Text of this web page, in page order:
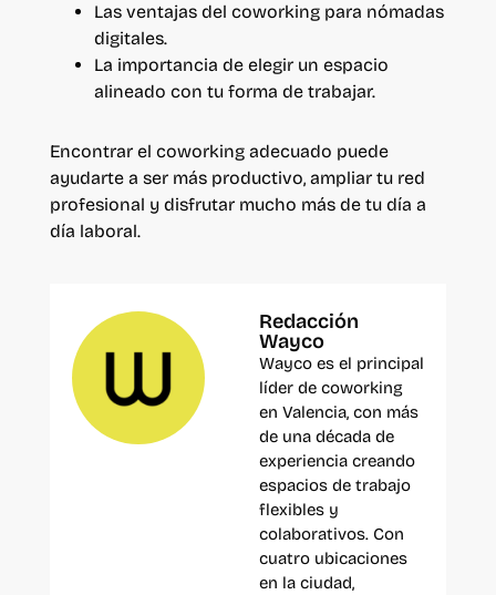
Las ventajas del coworking para nómadas
digitales.
La importancia de elegir un espacio
alineado con tu forma de trabajar.
Encontrar el coworking adecuado puede
ayudarte a ser más productivo, ampliar tu red
profesional y disfrutar mucho más de tu día a
día laboral.
Redacción
Wayco
Wayco es el principal
líder de coworking
en Valencia, con más
de una década de
experiencia creando
espacios de trabajo
flexibles y
colaborativos. Con
cuatro ubicaciones
en la ciudad,